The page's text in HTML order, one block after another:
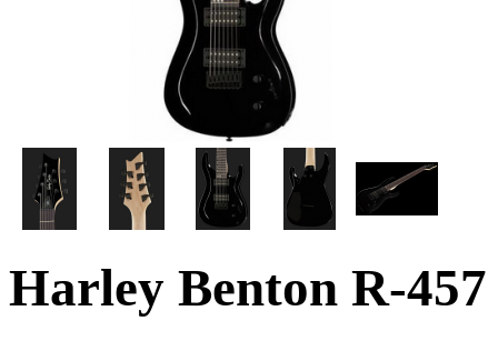
Harley Benton R-